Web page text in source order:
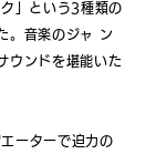
」という3種類の
。音楽のジャ ン
ウンドを堪能いた
ーターで迫力の